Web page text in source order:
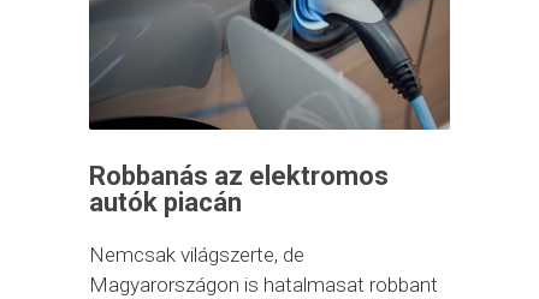
Robbanás az elektromos
autók piacán
Nemcsak világszerte, de
Magyarországon is hatalmasat robbant